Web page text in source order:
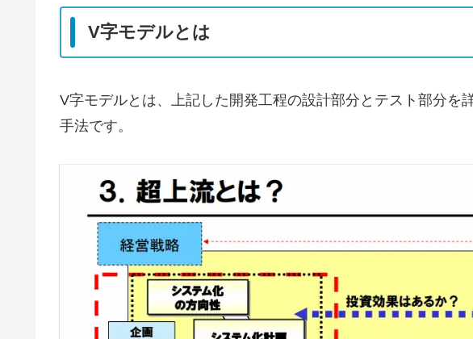
V字モデルとは
V字モデルとは、上記した開発工程の設計部分とテスト部分を
手法です。